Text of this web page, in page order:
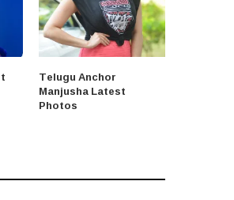
Telugu Anchor
Manjusha Latest
Photos